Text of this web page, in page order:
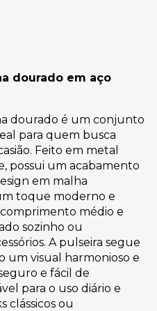
dourado em aço
dourado é um conjunto
para quem busca
Feito em metal
possui um acabamento
em malha
toque moderno e
médio e
sozinho ou
A pulseira segue
um visual harmonioso e
e fácil de
para o uso diário e
clássicos ou